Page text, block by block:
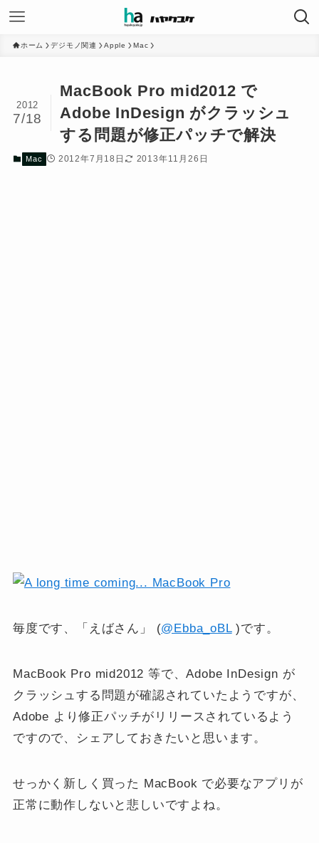
ホーム デジモノ関連 Apple Mac
MacBook Pro mid2012 で
Adobe InDesign がクラッシュ
する問題が修正パッチで解決
2012
7/18
Mac 2012年7月18日 2013年11月26日
毎度です、「えばさん」 (@Ebba_oBL)です。
MacBook Pro mid2012 等で、Adobe InDesign が
クラッシュする問題が確認されていたようですが、
Adobe より修正パッチがリリースされているよう
ですので、シェアしておきたいと思います。
せっかく新しく買った MacBook で必要なアプリが
正常に動作しないと悲しいですよね。